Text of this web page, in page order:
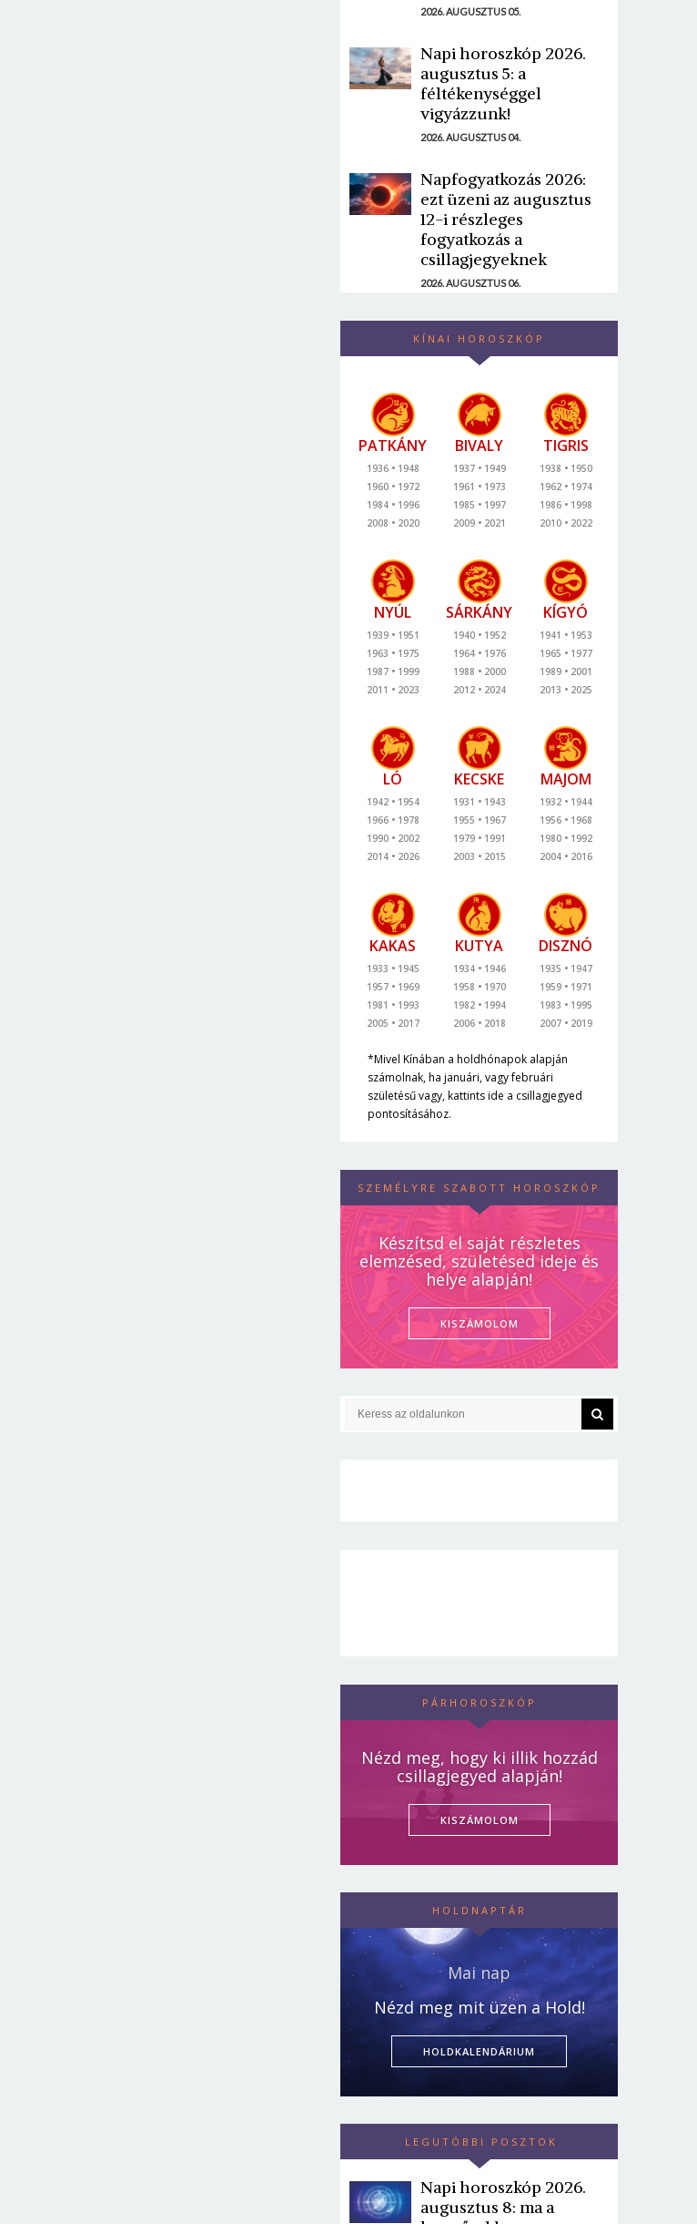
2026. AUGUSZTUS 05.
Napi horoszkóp 2026.
augusztus 5: a
féltékenységgel
vigyázzunk!
2026. AUGUSZTUS 04.
Napfogyatkozás 2026:
ezt üzeni az augusztus
12-i részleges
fogyatkozás a
csillagjegyeknek
2026. AUGUSZTUS 06.
KÍNAI HOROSZKÓP
PATKÁNY
1936
1948
1960
1972
1984
1996
2008
2020
BIVALY
1937
1949
1961
1973
1985
1997
2009
2021
TIGRIS
1938
1950
1962
1974
1986
1998
2010
2022
NYÚL
1939
1951
1963
1975
1987
1999
2011
2023
SÁRKÁNY
1940
1952
1964
1976
1988
2000
2012
2024
KÍGYÓ
1941
1953
1965
1977
1989
2001
2013
2025
LÓ
1942
1954
1966
1978
1990
2002
2014
2026
KECSKE
1931
1943
1955
1967
1979
1991
2003
2015
MAJOM
1932
1944
1956
1968
1980
1992
2004
2016
KAKAS
1933
1945
1957
1969
1981
1993
2005
2017
KUTYA
1934
1946
1958
1970
1982
1994
2006
2018
DISZNÓ
1935
1947
1959
1971
1983
1995
2007
2019
*Mivel Kínában a holdhónapok alapján
számolnak, ha januári, vagy februári
születésű vagy, kattints ide a csillagjegyed
pontosításához.
SZEMÉLYRE SZABOTT HOROSZKÓP
Készítsd el saját részletes
elemzésed, születésed ideje és
helye alapján!
KISZÁMOLOM
PÁRHOROSZKÓP
Nézd meg, hogy ki illik hozzád
csillagjegyed alapján!
KISZÁMOLOM
HOLDNAPTÁR
Mai nap
Nézd meg mit üzen a Hold!
HOLDKALENDÁRIUM
LEGUTÓBBI POSZTOK
Napi horoszkóp 2026.
augusztus 8: ma a